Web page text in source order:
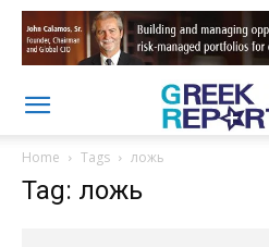
Home Tags ложь
Tag: ложь